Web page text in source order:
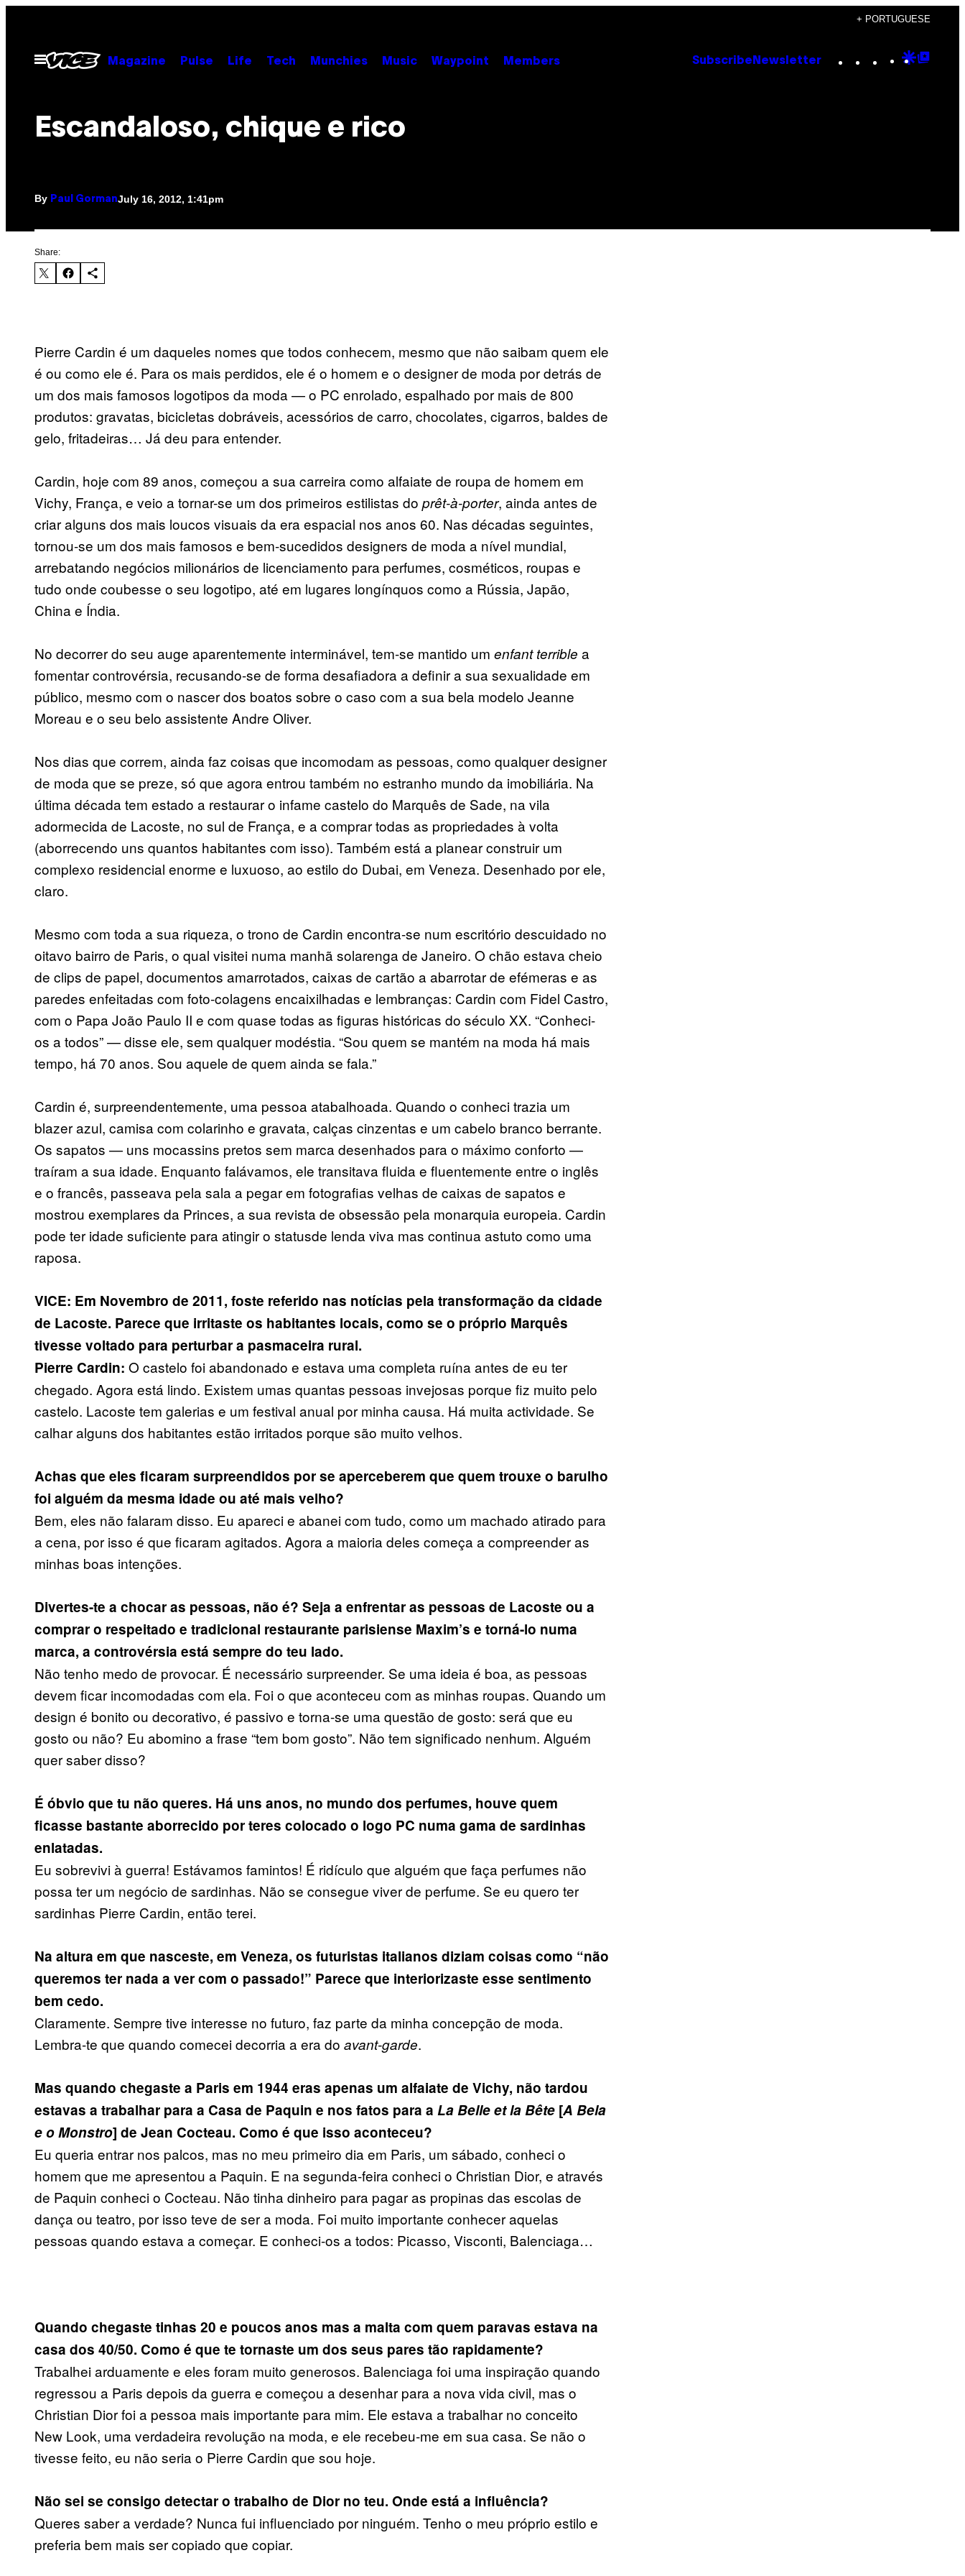
content
+ PORTUGUESE
Open
Menu
Magazine Pulse Life Tech Munchies Music Waypoint Members Subscribe Newsletter Instagram
TikTok
YouTube
Google
Escandaloso, chique e rico
By Paul GormanJuly 16, 2012, 1:41pm
Share:
Pierre Cardin é um daqueles nomes que todos conhecem, mesmo que não saibam quem ele
é ou como ele é. Para os mais perdidos, ele é o homem e o designer de moda por detrás de
um dos mais famosos logotipos da moda — o PC enrolado, espalhado por mais de 800
produtos: gravatas, bicicletas dobráveis, acessórios de carro, chocolates, cigarros, baldes de
gelo, fritadeiras… Já deu para entender.
Cardin, hoje com 89 anos, começou a sua carreira como alfaiate de roupa de homem em
Vichy, França, e veio a tornar-se um dos primeiros estilistas do prêt-à-porter, ainda antes de
criar alguns dos mais loucos visuais da era espacial nos anos 60. Nas décadas seguintes,
tornou-se um dos mais famosos e bem-sucedidos designers de moda a nível mundial,
arrebatando negócios milionários de licenciamento para perfumes, cosméticos, roupas e
tudo onde coubesse o seu logotipo, até em lugares longínquos como a Rússia, Japão,
China e Índia.
No decorrer do seu auge aparentemente interminável, tem-se mantido um enfant terrible a
fomentar controvérsia, recusando-se de forma desafiadora a definir a sua sexualidade em
público, mesmo com o nascer dos boatos sobre o caso com a sua bela modelo Jeanne
Moreau e o seu belo assistente Andre Oliver.
Nos dias que correm, ainda faz coisas que incomodam as pessoas, como qualquer designer
de moda que se preze, só que agora entrou também no estranho mundo da imobiliária. Na
última década tem estado a restaurar o infame castelo do Marquês de Sade, na vila
adormecida de Lacoste, no sul de França, e a comprar todas as propriedades à volta
(aborrecendo uns quantos habitantes com isso). Também está a planear construir um
complexo residencial enorme e luxuoso, ao estilo do Dubai, em Veneza. Desenhado por ele,
claro.
Mesmo com toda a sua riqueza, o trono de Cardin encontra-se num escritório descuidado no
oitavo bairro de Paris, o qual visitei numa manhã solarenga de Janeiro. O chão estava cheio
de clips de papel, documentos amarrotados, caixas de cartão a abarrotar de efémeras e as
paredes enfeitadas com foto-colagens encaixilhadas e lembranças: Cardin com Fidel Castro,
com o Papa João Paulo II e com quase todas as figuras históricas do século XX. “Conheci-
os a todos” — disse ele, sem qualquer modéstia. “Sou quem se mantém na moda há mais
tempo, há 70 anos. Sou aquele de quem ainda se fala.”
Cardin é, surpreendentemente, uma pessoa atabalhoada. Quando o conheci trazia um
blazer azul, camisa com colarinho e gravata, calças cinzentas e um cabelo branco berrante.
Os sapatos — uns mocassins pretos sem marca desenhados para o máximo conforto —
traíram a sua idade. Enquanto falávamos, ele transitava fluida e fluentemente entre o inglês
e o francês, passeava pela sala a pegar em fotografias velhas de caixas de sapatos e
mostrou exemplares da Princes, a sua revista de obsessão pela monarquia europeia. Cardin
pode ter idade suficiente para atingir o statusde lenda viva mas continua astuto como uma
raposa.
VICE: Em Novembro de 2011, foste referido nas notícias pela transformação da cidade
de Lacoste. Parece que irritaste os habitantes locais, como se o próprio Marquês
tivesse voltado para perturbar a pasmaceira rural.
Pierre Cardin: O castelo foi abandonado e estava uma completa ruína antes de eu ter
chegado. Agora está lindo. Existem umas quantas pessoas invejosas porque fiz muito pelo
castelo. Lacoste tem galerias e um festival anual por minha causa. Há muita actividade. Se
calhar alguns dos habitantes estão irritados porque são muito velhos.
Achas que eles ficaram surpreendidos por se aperceberem que quem trouxe o barulho
foi alguém da mesma idade ou até mais velho?
Bem, eles não falaram disso. Eu apareci e abanei com tudo, como um machado atirado para
a cena, por isso é que ficaram agitados. Agora a maioria deles começa a compreender as
minhas boas intenções.
Divertes-te a chocar as pessoas, não é? Seja a enfrentar as pessoas de Lacoste ou a
comprar o respeitado e tradicional restaurante parisiense Maxim’s e torná-lo numa
marca, a controvérsia está sempre do teu lado.
Não tenho medo de provocar. É necessário surpreender. Se uma ideia é boa, as pessoas
devem ficar incomodadas com ela. Foi o que aconteceu com as minhas roupas. Quando um
design é bonito ou decorativo, é passivo e torna-se uma questão de gosto: será que eu
gosto ou não? Eu abomino a frase “tem bom gosto”. Não tem significado nenhum. Alguém
quer saber disso?
É óbvio que tu não queres. Há uns anos, no mundo dos perfumes, houve quem
ficasse bastante aborrecido por teres colocado o logo PC numa gama de sardinhas
enlatadas.
Eu sobrevivi à guerra! Estávamos famintos! É ridículo que alguém que faça perfumes não
possa ter um negócio de sardinhas. Não se consegue viver de perfume. Se eu quero ter
sardinhas Pierre Cardin, então terei.
Na altura em que nasceste, em Veneza, os futuristas italianos diziam coisas como “não
queremos ter nada a ver com o passado!” Parece que interiorizaste esse sentimento
bem cedo.
Claramente. Sempre tive interesse no futuro, faz parte da minha concepção de moda.
Lembra-te que quando comecei decorria a era do avant-garde.
Mas quando chegaste a Paris em 1944 eras apenas um alfaiate de Vichy, não tardou
estavas a trabalhar para a Casa de Paquin e nos fatos para a La Belle et la Bête [A Bela
e o Monstro] de Jean Cocteau. Como é que isso aconteceu?
Eu queria entrar nos palcos, mas no meu primeiro dia em Paris, um sábado, conheci o
homem que me apresentou a Paquin. E na segunda-feira conheci o Christian Dior, e através
de Paquin conheci o Cocteau. Não tinha dinheiro para pagar as propinas das escolas de
dança ou teatro, por isso teve de ser a moda. Foi muito importante conhecer aquelas
pessoas quando estava a começar. E conheci-os a todos: Picasso, Visconti, Balenciaga…
Quando chegaste tinhas 20 e poucos anos mas a malta com quem paravas estava na
casa dos 40/50. Como é que te tornaste um dos seus pares tão rapidamente?
Trabalhei arduamente e eles foram muito generosos. Balenciaga foi uma inspiração quando
regressou a Paris depois da guerra e começou a desenhar para a nova vida civil, mas o
Christian Dior foi a pessoa mais importante para mim. Ele estava a trabalhar no conceito
New Look, uma verdadeira revolução na moda, e ele recebeu-me em sua casa. Se não o
tivesse feito, eu não seria o Pierre Cardin que sou hoje.
Não sei se consigo detectar o trabalho de Dior no teu. Onde está a influência?
Queres saber a verdade? Nunca fui influenciado por ninguém. Tenho o meu próprio estilo e
preferia bem mais ser copiado que copiar.